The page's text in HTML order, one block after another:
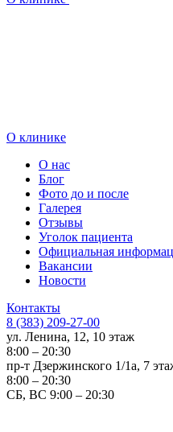
О клинике
О нас
Блог
Фото до и после
Галерея
Отзывы
Уголок пациента
Официальная
Вакансии
Новости
Контакты
8 (383) 209-27-00
ул. Ленина, 12, 10 этаж
8:00 – 20:30
пр-т Дзержинского 1/1а, 7
8:00 – 20:30
СБ, ВС 9:00 – 20:30